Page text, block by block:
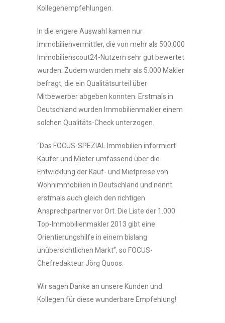
Kollegenempfehlungen.
In die engere Auswahl kamen nur
Immobilienvermittler, die von mehr als 500.000
Immobilienscout24-Nutzern sehr gut bewertet
wurden. Zudem wurden mehr als 5.000 Makler
befragt, die ein Qualitätsurteil über
Mitbewerber abgeben konnten. Erstmals in
Deutschland wurden Immobilienmakler einem
solchen Qualitäts-Check unterzogen.
“Das FOCUS-SPEZIAL Immobilien informiert
Käufer und Mieter umfassend über die
Entwicklung der Kauf- und Mietpreise von
Wohnimmobilien in Deutschland und nennt
erstmals auch gleich den richtigen
Ansprechpartner vor Ort. Die Liste der 1.000
Top-Immobilienmakler 2013 gibt eine
Orientierungshilfe in einem bislang
unübersichtlichen Markt”, so FOCUS-
Chefredakteur Jörg Quoos.
Wir sagen Danke an unsere Kunden und
Kollegen für diese wunderbare Empfehlung!